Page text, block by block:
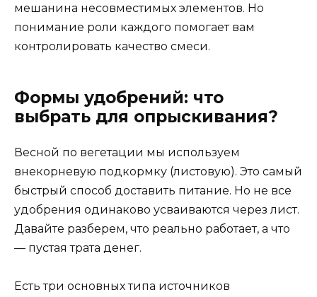
мешанина несовместимых элементов. Но
понимание роли каждого помогает вам
контролировать качество смеси.
Формы удобрений: что
выбрать для опрыскивания?
Весной по вегетации мы используем
внекорневую подкормку (листовую). Это самый
быстрый способ доставить питание. Но не все
удобрения одинаково усваиваются через лист.
Давайте разберем, что реально работает, а что
— пустая трата денег.
Есть три основных типа источников